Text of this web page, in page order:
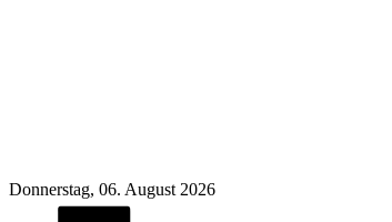
Donnerstag, 06. August 2026